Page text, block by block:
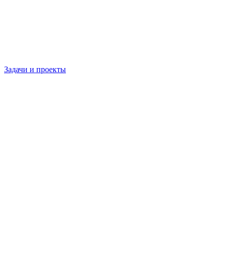
Задачи и проекты